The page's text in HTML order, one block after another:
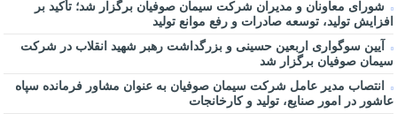
شورای معاونان و مدیران شرکت سیمان صوفیان برگزار شد؛ تأکید بر
افزایش تولید، توسعه صادرات و رفع موانع تولید
آیین سوگواری اربعین حسینی و بزرگداشت رهبر شهید انقلاب در شرکت
سیمان صوفیان برگزار شد
انتصاب مدیر عامل شرکت سیمان صوفیان به عنوان مشاور فرمانده سپاه
عاشور در امور صنایع، تولید و کارخانجات